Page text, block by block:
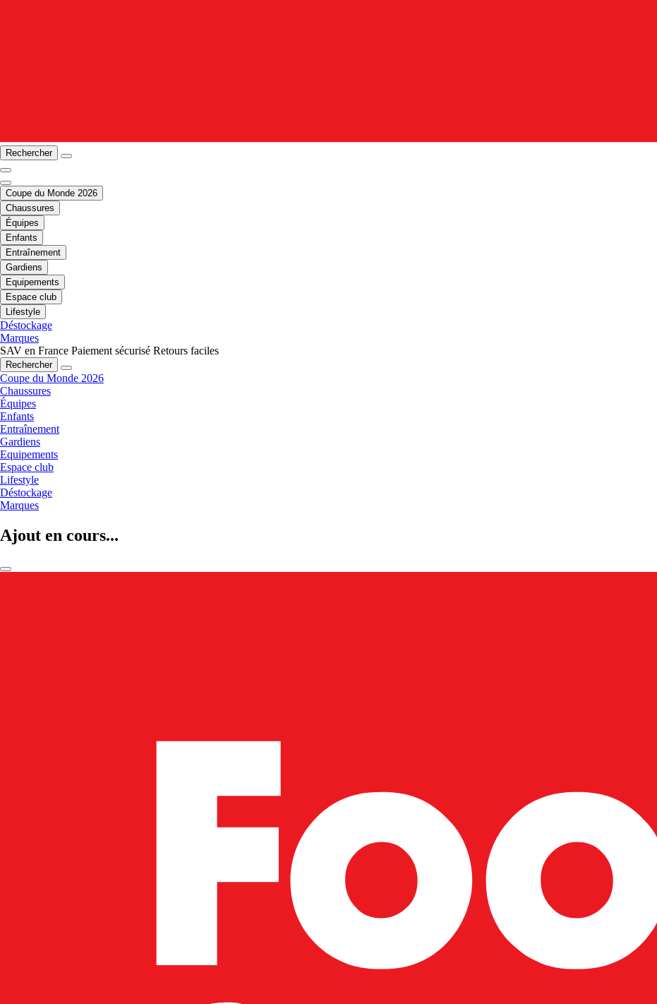
Rechercher
Coupe du Monde 2026
Chaussures
Équipes
Enfants
Entraînement
Gardiens
Equipements
Espace club
Lifestyle
Déstockage
Marques
SAV en France Paiement sécurisé Retours faciles
Rechercher
Coupe du Monde 2026
Chaussures
Équipes
Enfants
Entraînement
Gardiens
Equipements
Espace club
Lifestyle
Déstockage
Marques
Ajout en cours...